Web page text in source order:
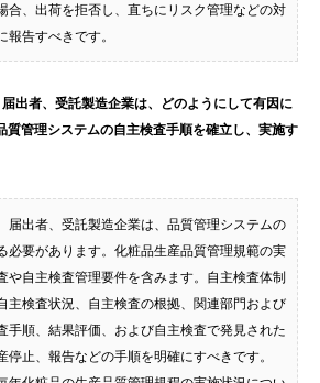
合、出荷を拒否し、直ちにリスク管理などの対
告すべきです。
出者、受託製造企業は、どのようにして有因に
質管理システムの自主検査手順を確立し、実施す
届出者、受託製造企業は、品質管理システムの
必要があります。化粧品生産品質管理規範の実
や自主検査管理要件を含みます。自主検査体制
主検査状況、自主検査の根拠、関連部門および
手順、結果評価、および自主検査で発見された
停止、報告などの手順を明確にすべきです。